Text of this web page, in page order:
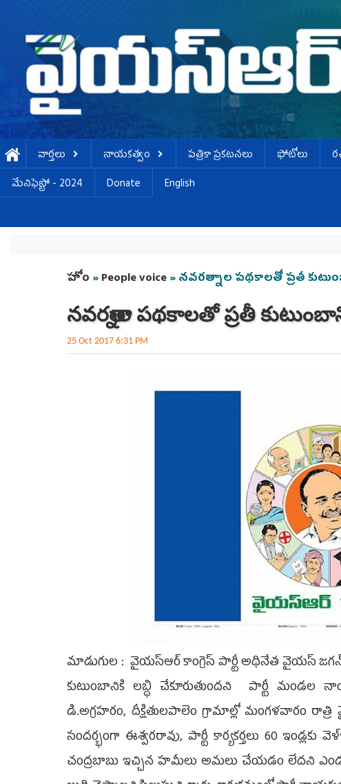
వార్తలు నాయకత్వం పత్రికా ప్రకటనలు ఫోటోలు
మేనిఫెస్టో - 2024
Donate English
You are here
హోం »People voice» నవరత్నాల పథ‌కాలతో ప్రతీ
నవరత్నాల పథ‌కాలతో ప్రతీ
25 Oct 2017 6:31 PM
మాడుగుల : వైయ‌స్ఆర్ కాంగ్రెస్ పార్టీ అధినేత వైయ‌స్
కుటుంబానికి ల‌బ్ధి చేకూరుతుంద‌ని పార్టీ మండల
డి.అగ్రహరం, దీక్షితులపాలెం గ్రామాల్లో మంగళవారం
సంద‌ర్భంగా ఈశ్వరరావు, పార్టీ కార్యకర్తలు 60
చంద్రబాబు ఇచ్చిన హమీలు అమలు చేయడం లేదని